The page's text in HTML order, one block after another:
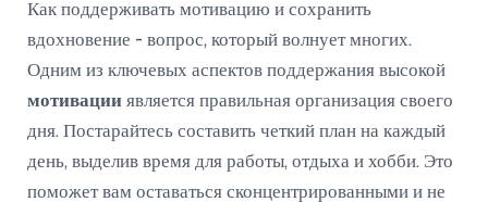
Как поддерживать мотивацию и сохранить
вдохновение - вопрос, который волнует многих.
Одним из ключевых аспектов поддержания высокой
мотивации является правильная организация своего
дня. Постарайтесь составить четкий план на каждый
день, выделив время для работы, отдыха и хобби. Это
поможет вам оставаться сконцентрированными и не